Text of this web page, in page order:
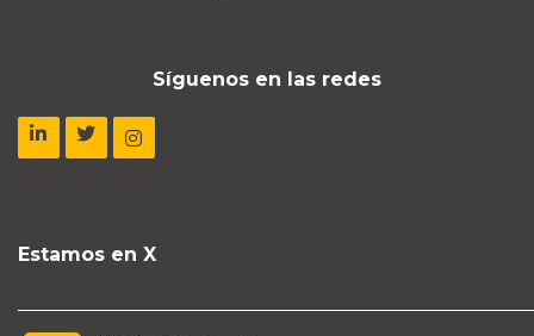
Síguenos en las redes
Estamos en X